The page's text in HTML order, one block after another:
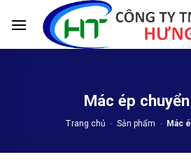
Mác ép
Trang chủ - Sản phẩm - Mác